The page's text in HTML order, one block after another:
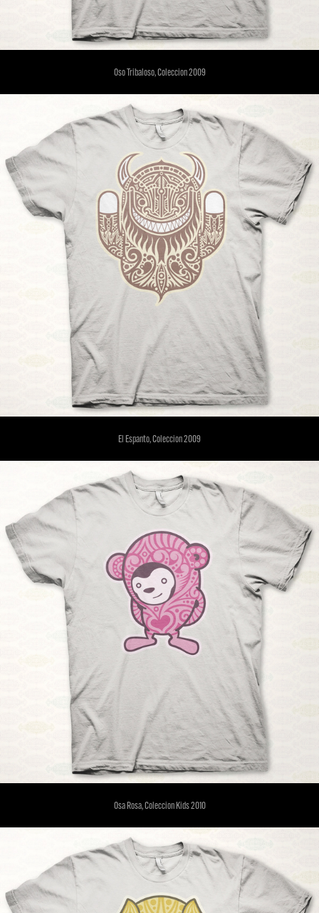
Oso Tribaloso, Coleccion 2009
El Espanto, Coleccion 2009
Osa Rosa, Coleccion Kids 2010